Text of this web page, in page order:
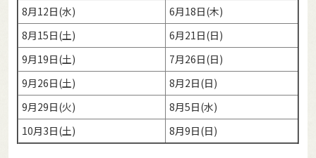
8月12日(水)
6月18日(木)
8月15日(土)
6月21日(日)
9月19日(土)
7月26日(日)
9月26日(土)
8月2日(日)
9月29日(火)
8月5日(水)
10月3日(土)
8月9日(日)